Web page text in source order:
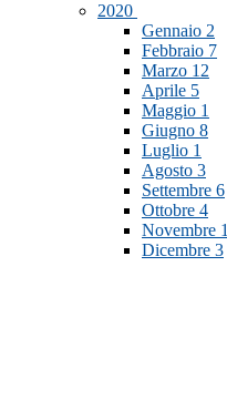
2020
Gennaio 2
Febbraio 7
Marzo 12
Aprile 5
Maggio 1
Giugno 8
Luglio 1
Agosto 3
Settembre 6
Ottobre 4
Novembre 1
Dicembre 3